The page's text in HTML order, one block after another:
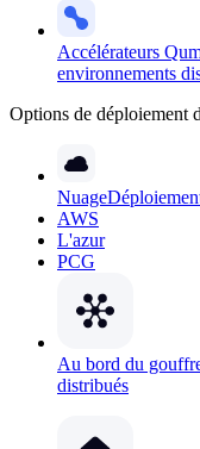
Accélérateurs
environnements
Options de déploiement
Nuage
AWS
L'azur
PCG
Au bord du
distribués